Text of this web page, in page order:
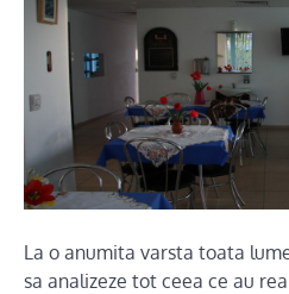
La o anumita varsta toata
sa analizeze tot ceea ce au